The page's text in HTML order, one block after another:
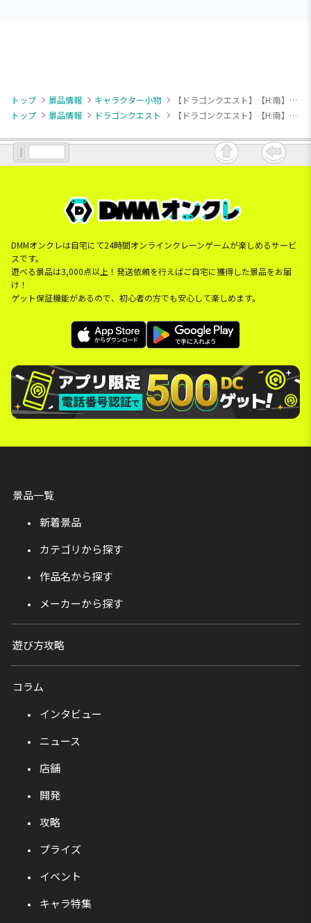
トップ 景品情報 キャラクター小物
【ドラゴンクエスト】【H:南】ドラゴンクエストウォーク AM ツモるんです スラミチの麻雀牌キーホルダー
トップ
景品情報 ドラゴンクエスト 【ドラゴンクエスト】【H:南】ドラゴンクエストウォーク AM ツモるんです スラミチの麻雀牌キーホルダー
DMMオンクレは自宅にて24時間オンラインクレーンゲームが楽しめるサービ
スです。
遊べる景品は3,000点以上！発送依頼を行えばご自宅に獲得した景品をお届
け！
ゲット保証機能があるので、初心者の方でも安心して楽しめます。
景品一覧
新着景品
カテゴリから探す
作品名から探す
メーカーから探す
遊び方攻略
コラム
インタビュー
ニュース
店舗
開発
攻略
プライズ
イベント
キャラ特集